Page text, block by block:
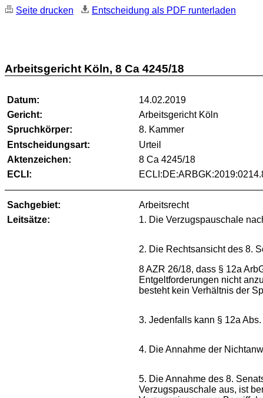
Seite drucken Entscheidung als PDF runterladen
Arbeitsgericht Köln, 8 Ca 4245/18
Datum:
14.02.2019
Gericht:
Arbeitsgericht Köln
Spruchkörper:
8. Kammer
Entscheidungsart:
Urteil
Aktenzeichen:
8 Ca 4245/18
ECLI:
Sachgebiet:
Arbeitsrecht
Leitsätze:
1. Die Verzugspauschale
2. Die Rechtsansicht des 8.
8 AZR 26/18, dass § 12a
Entgeltforderungen nicht
besteht kein Verhältnis der
3. Jedenfalls kann § 12a
4. Die Annahme der
5. Die Annahme des 8.
Verzugspauschale aus, ist